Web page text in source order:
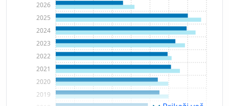
2019
2020
2021
2022
2023
2024
2025
2026